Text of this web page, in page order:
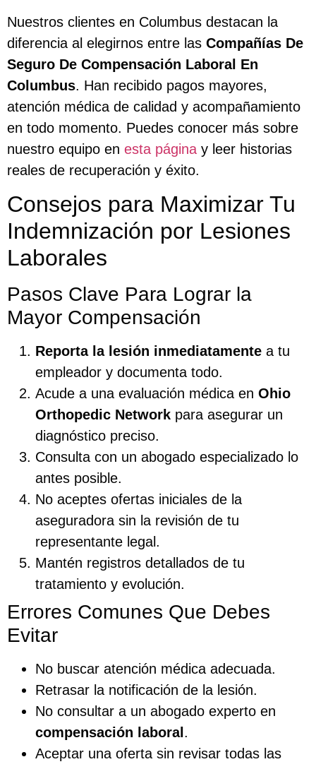
Nuestros clientes en Columbus destacan la
diferencia al elegirnos entre las Compañías De
Seguro De Compensación Laboral En
Columbus. Han recibido pagos mayores,
atención médica de calidad y acompañamiento
en todo momento. Puedes conocer más sobre
nuestro equipo en esta página y leer historias
reales de recuperación y éxito.
Consejos para Maximizar Tu
Indemnización por Lesiones
Laborales
Pasos Clave Para Lograr la
Mayor Compensación
Reporta la lesión inmediatamente a tu
empleador y documenta todo.
Acude a una evaluación médica en Ohio
Orthopedic Network para asegurar un
diagnóstico preciso.
Consulta con un abogado especializado lo
antes posible.
No aceptes ofertas iniciales de la
aseguradora sin la revisión de tu
representante legal.
Mantén registros detallados de tu
tratamiento y evolución.
Errores Comunes Que Debes
Evitar
No buscar atención médica adecuada.
Retrasar la notificación de la lesión.
No consultar a un abogado experto en
compensación laboral .
Aceptar una oferta sin revisar todas las